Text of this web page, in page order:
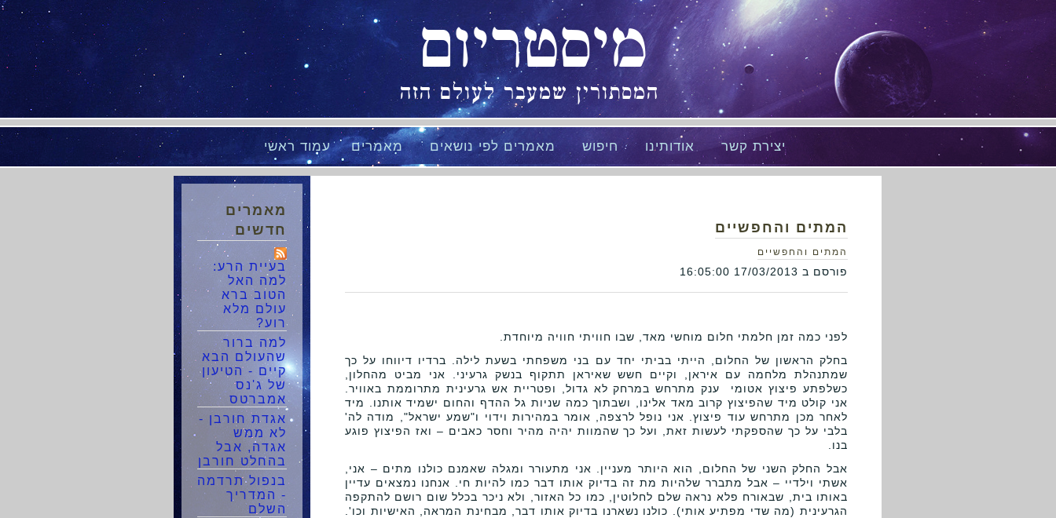
מיסטריום
המסתורין שמעבר לעולם הזה
עמוד ראשי מאמרים מאמרים לפי נושאים חיפוש אודותינו יצירת קשר
המתים והחפשיים
המתים והחפשיים
פורסם ב 17/03/2013 16:05:00
לפני כמה זמן חלמתי חלום מוחשי מאד, שבו חוויתי חוויה מיוחדת.
בחלק הראשון של החלום, הייתי בביתי יחד עם בני משפחתי בשעת לילה. ברדיו דיווחו על כך
שמתנהלת מלחמה עם איראן, וקיים חשש שאיראן תתקוף בנשק גרעיני. אני מביט מהחלון,
כשלפתע פיצוץ אטומי ענק מתרחש במרחק לא גדול, ופטריית אש גרעינית מתרוממת באוויר.
אני קולט מיד שהפיצוץ קרוב מאד אלינו, ושבתוך כמה שניות גל ההדף והחום ישמיד אותנו. מיד
לאחר מכן מתרחש עוד פיצוץ. אני נופל לרצפה, אומר במהירות וידוי ו"שמע ישראל", מודה לה'
בלבי על כך שהספקתי לעשות זאת, ועל כך שהמוות יהיה מהיר וחסר כאבים – ואז הפיצוץ פוגע
בנו.
אבל החלק השני של החלום, הוא היותר מעניין. אני מתעורר ומגלה שאמנם כולנו מתים – אני,
אשתי וילדיי – אבל מתברר שלהיות מת זה בדיוק אותו דבר כמו להיות חי. אנחנו נמצאים עדיין
באותו בית, שבאורח פלא נראה שלם לחלוטין, כמו כל האזור, ולא ניכר בכלל שום רושם להתקפה
הגרעינית (מה שדי מפתיע אותי). כולנו נשארנו בדיוק אותו דבר, מבחינת המראה, האישיות וכו'.
מאמרים
חדשים
בעיית הרע:
למה האל
הטוב ברא
עולם מלא
רוע?
למה ברור
שהעולם הבא
קיים - הטיעון
של ג'נס
אמברטס
אגדת חורבן -
לא ממש
אגדה, אבל
בהחלט חורבן
בנפול תרדמה
- המדריך
השלם